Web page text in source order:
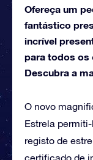
Ofereça um
fantástico
incrível
para todos os
Descubra a
O novo
Estrela
registo de
certificado de